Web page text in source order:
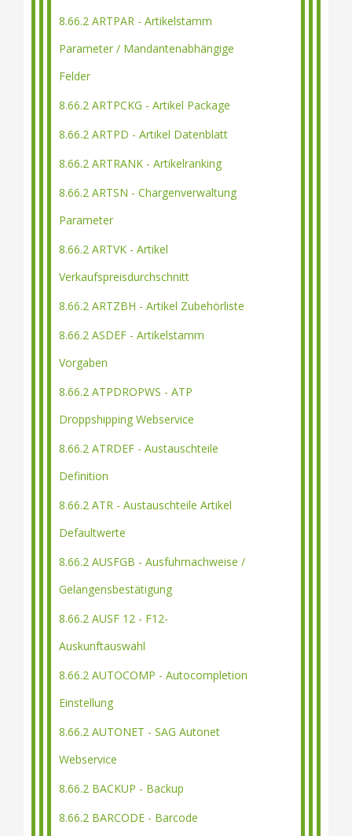
8.66.2 ARTPAR - Artikelstamm
Parameter / Mandantenabhängige
Felder
8.66.2 ARTPCKG - Artikel Package
8.66.2 ARTPD - Artikel Datenblatt
8.66.2 ARTRANK - Artikelranking
8.66.2 ARTSN - Chargenverwaltung
Parameter
8.66.2 ARTVK - Artikel
Verkaufspreisdurchschnitt
8.66.2 ARTZBH - Artikel Zubehörliste
8.66.2 ASDEF - Artikelstamm
Vorgaben
8.66.2 ATPDROPWS - ATP
Droppshipping Webservice
8.66.2 ATRDEF - Austauschteile
Definition
8.66.2 ATR - Austauschteile Artikel
Defaultwerte
8.66.2 AUSFGB - Ausfuhrnachweise /
Gelangensbestätigung
8.66.2 AUSF 12 - F12-
Auskunftauswahl
8.66.2 AUTOCOMP - Autocompletion
Einstellung
8.66.2 AUTONET - SAG Autonet
Webservice
8.66.2 BACKUP - Backup
8.66.2 BARCODE - Barcode